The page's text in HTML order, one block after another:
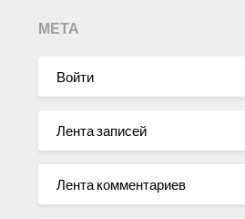
МЕТА
Войти
Лента записей
Лента комментариев